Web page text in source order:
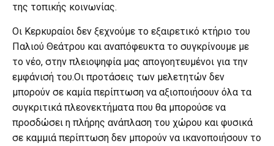
της τοπικής κοινωνίας.
Οι Κερκυραίοι δεν ξεχνούμε το εξαιρετικό κτήριο του
Παλιού Θεάτρου και αναπόφευκτα το συγκρίνουμε με
το νέο, στην πλειοψηφία μας απογοητευμένοι για την
εμφάνισή του.Οι προτάσεις των μελετητών δεν
μπορούν σε καμία περίπτωση να αξιοποιήσουν όλα τα
συγκριτικά πλεονεκτήματα που θα μπορούσε να
προσδώσει η πλήρης ανάπλαση του χώρου και φυσικά
σε καμμιά περίπτωση δεν μπορούν να ικανοποιήσουν το